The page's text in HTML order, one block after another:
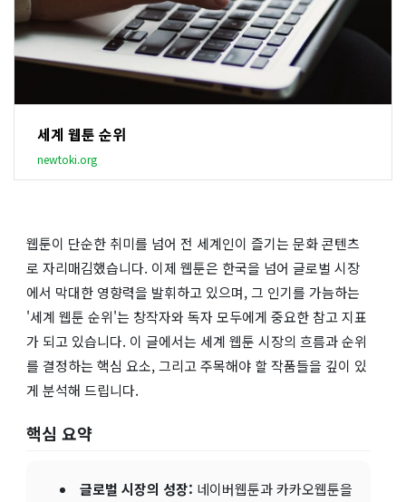
세계 웹툰 순위
newtoki.org
웹툰이 단순한 취미를 넘어 전 세계인이 즐기는 문화 콘텐츠
로 자리매김했습니다. 이제 웹툰은 한국을 넘어 글로벌 시장
에서 막대한 영향력을 발휘하고 있으며, 그 인기를 가늠하는
'세계 웹툰 순위'는 창작자와 독자 모두에게 중요한 참고 지표
가 되고 있습니다. 이 글에서는 세계 웹툰 시장의 흐름과 순위
를 결정하는 핵심 요소, 그리고 주목해야 할 작품들을 깊이 있
게 분석해 드립니다.
핵심 요약
글로벌 시장의 성장: 네이버웹툰과 카카오웹툰을